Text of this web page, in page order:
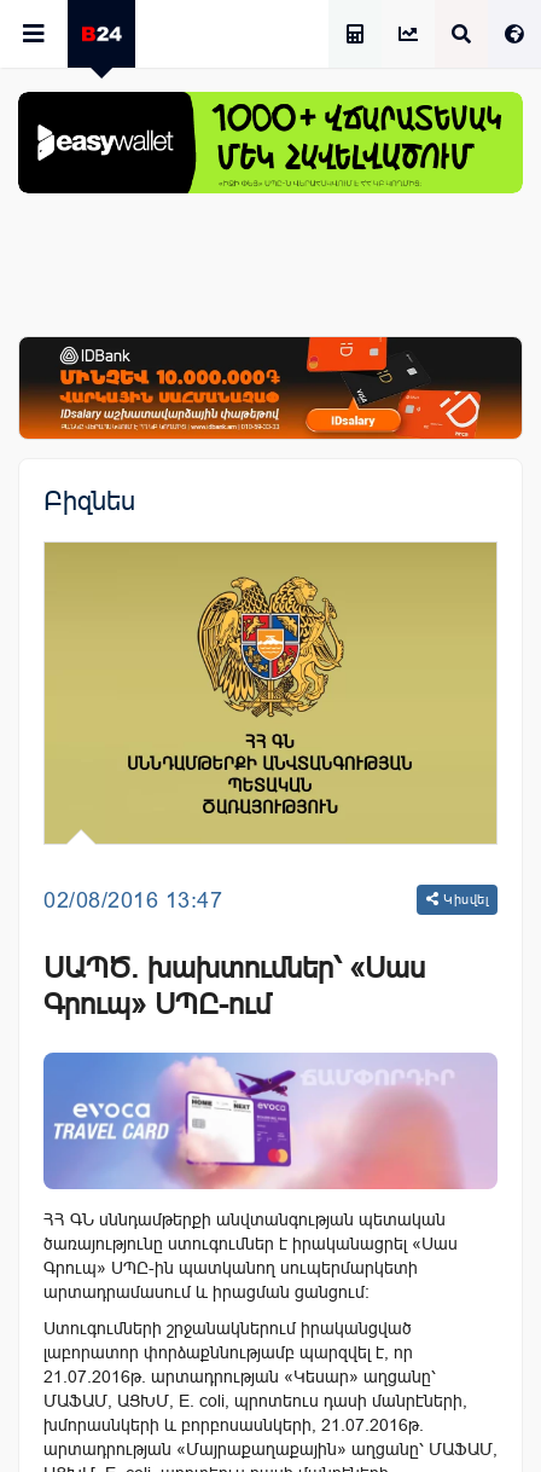
Բիզնես
02/08/2016 13:47 Կիսվել
ՍԱՊԾ. խախտումներ՝ «Սաս
Գրուպ» ՍՊԸ-ում
ՀՀ ԳՆ սննդամթերքի անվտանգության պետական
ծառայությունը ստուգումներ է իրականացրել «Սաս
Գրուպ» ՍՊԸ-ին պատկանող սուպերմարկետի
արտադրամասում և իրացման ցանցում:
Ստուգումների շրջանակներում իրականցված
լաբորատոր փորձաքննությամբ պարզվել է, որ
21.07.2016թ. արտադրության «Կեսար» աղցանը՝
ՄԱՖԱՄ, ԱՑԽՄ, E. coli, պրոտեուս դասի մանրէների,
խմորասնկերի և բորբոսասնկերի, 21.07.2016թ.
արտադրության «Մայրաքաղաքային» աղցանը՝ ՄԱՖԱՄ,